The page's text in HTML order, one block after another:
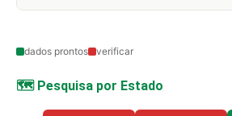
dados prontos verificar
🗺️ Pesquisa por Estado